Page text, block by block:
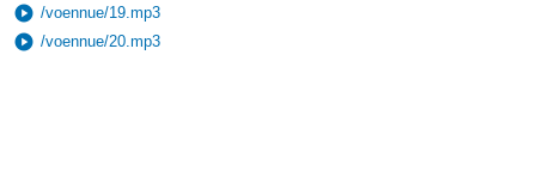
play_circle /voennue/19.mp3
play_circle /voennue/20.mp3